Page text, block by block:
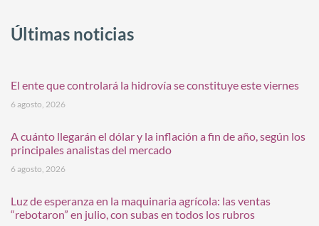
Últimas noticias
El ente que controlará la hidrovía se constituye este viernes
6 agosto, 2026
A cuánto llegarán el dólar y la inflación a fin de año, según los
principales analistas del mercado
6 agosto, 2026
Luz de esperanza en la maquinaria agrícola: las ventas
“rebotaron” en julio, con subas en todos los rubros